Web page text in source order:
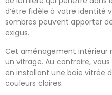
d’être fidèle à votre identité
sombres peuvent apporter
exigus.
Cet aménagement intérieur
un vitrage. Au contraire,
en installant une baie vitrée
couleurs claires.